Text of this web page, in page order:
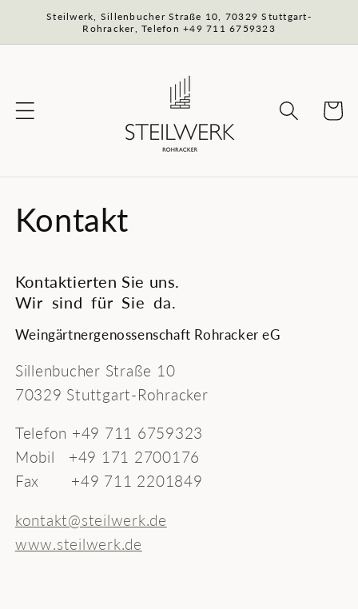
zum
Steilwerk, Sillenbucher Straße 10, 70329 Stuttgart-
Rohracker, Telefon +49 711 6759323
Kontakt
Kontaktierten Sie uns.
Wir sind für Sie da.
Weingärtnergenossenschaft Rohracker eG
Sillenbucher Straße 10
70329 Stuttgart-Rohracker
Telefon +49 711 6759323
Mobil +49 171 2700176
Fax +49 711 2201849
kontakt@steilwerk.de
www.steilwerk.de